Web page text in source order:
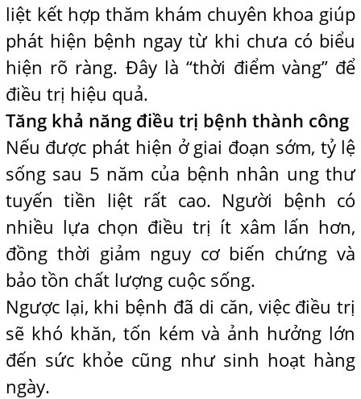
liệt kết hợp thăm khám chuyên khoa giúp
phát hiện bệnh ngay từ khi chưa có biểu
hiện rõ ràng. Đây là “thời điểm vàng” để
điều trị hiệu quả.
Tăng khả năng điều trị bệnh thành công
Nếu được phát hiện ở giai đoạn sớm, tỷ lệ
sống sau 5 năm của bệnh nhân ung thư
tuyến tiền liệt rất cao. Người bệnh có
nhiều lựa chọn điều trị ít xâm lấn hơn,
đồng thời giảm nguy cơ biến chứng và
bảo tồn chất lượng cuộc sống.
Ngược lại, khi bệnh đã di căn, việc điều trị
sẽ khó khăn, tốn kém và ảnh hưởng lớn
đến sức khỏe cũng như sinh hoạt hàng
ngày.